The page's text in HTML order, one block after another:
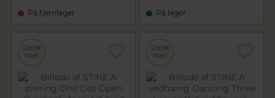
På fjernlager På lager
CHOK
PRIS
CHOK
PRIS